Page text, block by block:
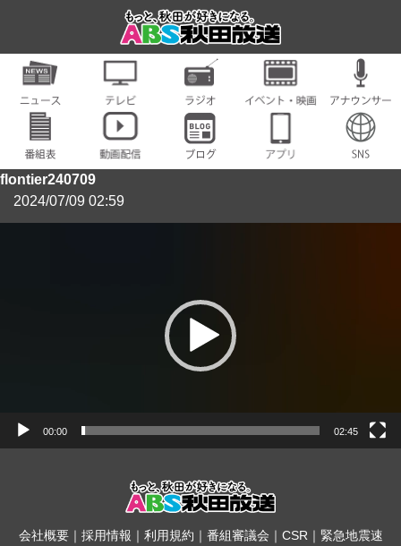
flontier240709
2024/07/09 02:59
00:00 02:45
会社概要｜ 採用情報 ｜ 利用規約 ｜ 番組審議会 ｜ CSR｜ 緊急地震速